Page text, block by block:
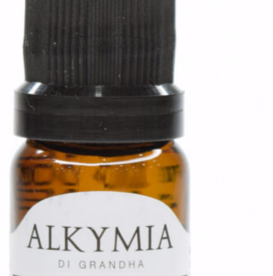
D.Tox Shampoo: O
Primeiro Passo
Indispensável na
Limpeza do Couro
Cabeludo
O D.Tox Shampoo Grandha
realiza uma
limpeza de alta
performance com proteção.
Sua fórmula foi desenhada para: